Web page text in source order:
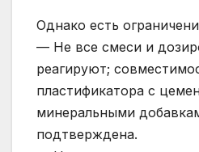
Однако есть
— Не все смеси и
реагируют;
пластификатора с
минеральными
подтверждена.